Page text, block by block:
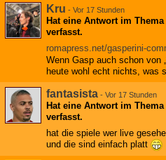
Kru - Vor 17 Stunden
Hat eine Antwort im Thema
verfasst.
romapress.net/gasperini-
Wenn Gasp auch schon von
heute wohl echt nichts, was
fantasista - Vor 17 Stunden
Hat eine Antwort im Thema
verfasst.
hat die spiele wer live
und die sind einfach platt